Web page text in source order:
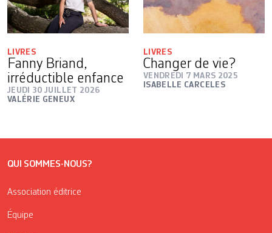
LIVRES
Fanny Briand,
irréductible enfance
JEUDI 30 JUILLET 2026
VALÉRIE GENEUX
LIVRES
Changer de vie?
VENDREDI 7 MARS 2025
ISABELLE CARCELES
QUI SOMMES-NOUS?
Association éditrice
Équipe